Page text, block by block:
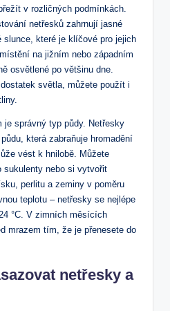
v rozličných podmínkách.
netřesků zahrnují jasné
slunce, které je klíčové pro jejich
na jižním nebo západním
osvětlené po většinu dne.
světla, můžete použít i
je správný typ půdy. Netřesky
která zabraňuje hromadění
vést k hnilobě. Můžete
nebo si vytvořit
perlitu a zeminy v poměru
teplotu – netřesky se nejlépe
°C. V zimních měsících
mrazem tím, že je přenesete do
netřesky a